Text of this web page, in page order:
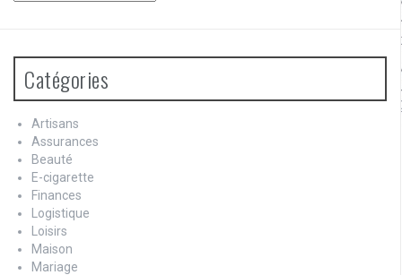
Catégories
Artisans
Assurances
Beauté
E-cigarette
Finances
Logistique
Loisirs
Maison
Mariage